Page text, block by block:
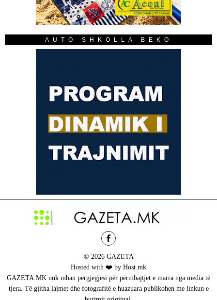
AUTO SHKOLLA BEKO
© 2026 GAZETA
Hosted with ❤️ by Host.mk
GAZETA.MK nuk mban përgjegjësi për përmbajtjet e marra nga media të
tjera. Të gjitha lajmet dhe fotografitë e huazuara publikohen me linkun e